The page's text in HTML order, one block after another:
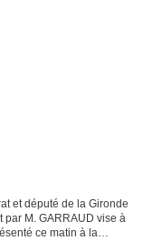
et député de la Gironde
par M. GARRAUD vise à
ce matin à la